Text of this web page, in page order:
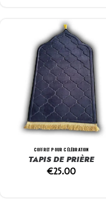
COFFRET POUR CÉLÉBRATION
TAPIS DE PRIÈRE
€25.00